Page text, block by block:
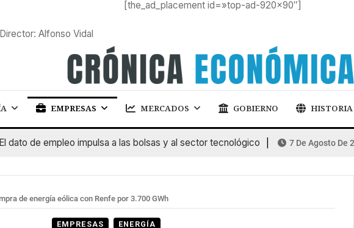
[the_ad_placement id=»top-ad-920×90″]
Director: Alfonso Vidal
EMPRESAS MERCADOS GOBIERNO HISTORIA
de empleo impulsa a las bolsas y al sector tecnológico 7 De Agosto De 2026
de energía eólica con Renfe por 3.700 GWh
EMPRESAS ENERGÍA